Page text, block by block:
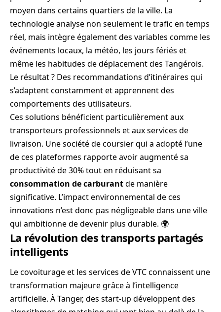
moyen dans certains quartiers de la ville. La
technologie analyse non seulement le trafic en temps
réel, mais intègre également des variables comme les
événements locaux, la météo, les jours fériés et
même les habitudes de déplacement des Tangérois.
Le résultat ? Des recommandations d’itinéraires qui
s’adaptent constamment et apprennent des
comportements des utilisateurs.
Ces solutions bénéficient particulièrement aux
transporteurs professionnels et aux services de
livraison. Une société de coursier qui a adopté l’une
de ces plateformes rapporte avoir augmenté sa
productivité de 30% tout en réduisant sa
consommation de carburantde manière
significative. L’impact environnemental de ces
innovations n’est donc pas négligeable dans une ville
qui ambitionne de devenir plus durable. 🌍
La révolution des transports partagés
intelligents
Le covoiturage et les services de VTC connaissent une
transformation majeure grâce à l’intelligence
artificielle. À Tanger, des start-up développent des